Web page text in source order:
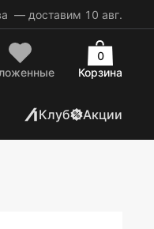
— доставим 10 авг.
Корзина
0
Клуб Акции